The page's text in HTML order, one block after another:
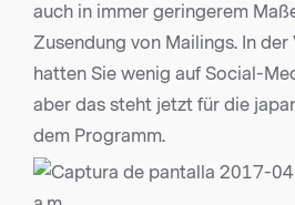
auch in immer geringerem
Zusendung von Mailings. In der
hatten Sie wenig auf Social-
aber das steht jetzt für die
dem Programm.